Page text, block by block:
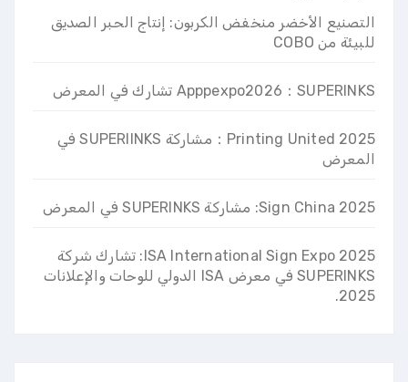
التصنيع الأخضر منخفض الكربون: إنتاج الحبر الصديق
للبيئة من COBO
Apppexpo2026：SUPERINKS تشارك في المعرض
2025 Printing United：مشاركة SUPERIINKS في
المعرض
2025 Sign China: مشاركة SUPERINKS في المعرض
ISA International Sign Expo 2025: تشارك شركة
SUPERINKS في معرض ISA الدولي للوحات والإعلانات
2025.